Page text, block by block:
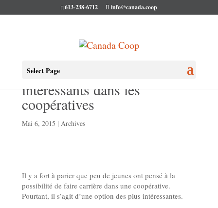
613-238-6712 info@canada.coop
Select Page
Métro – Des emplois
intéressants dans les
coopératives
Mai 6, 2015 | Archives
Il y a fort à parier que peu de jeunes ont pensé à la
possibilité de faire carrière dans une coopérative.
Pourtant, il s’agit d’une option des plus intéressantes.